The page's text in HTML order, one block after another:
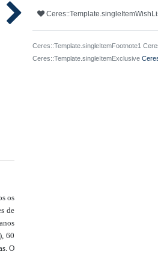
Ceres::Template.singleItemFootnote1
Ceres::Template.singleItemExclusive
os
de
60
O